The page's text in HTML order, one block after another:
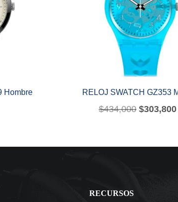
Hombre RELOJ SWATCH GZ353
$434,000 $303,800
RECURSOS